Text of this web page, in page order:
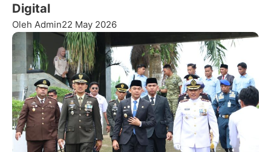
Digital
Oleh Admin22 May 2026